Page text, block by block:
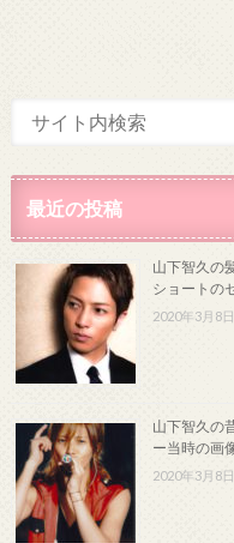
最近の投稿
山下智久の
ショートの
2020年3月8日
山下智久の
ー当時の画
2020年3月8日